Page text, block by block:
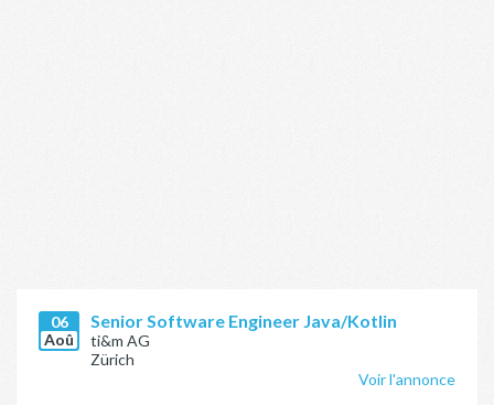
06
Aoû
Senior Software Engineer Java/Kotlin
ti&m AG
Zürich
Voir l'annonce